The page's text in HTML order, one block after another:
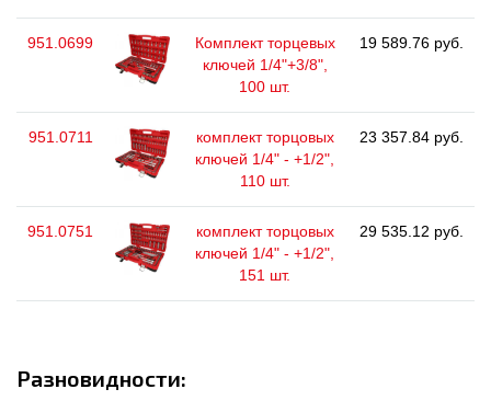
951.0699
Комплект торцевых
ключей 1/4"+3/8",
100 шт.
19 589.76 руб.
951.0711
комплект торцовых
ключей 1/4" - +1/2",
110 шт.
23 357.84 руб.
951.0751
комплект торцовых
ключей 1/4" - +1/2",
151 шт.
29 535.12 руб.
Разновидности: